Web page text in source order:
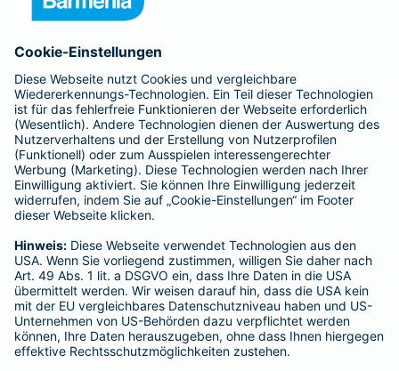
Barmenia ist Teil der BarmeniaGothaer
BELIEBTE SEITEN
Kranken-Zusatzversicherung
Tierversicherungen
Haftpflichtversicherung
Hausratversicherung
Adresse ändern
Schaden melden
Kilometerstandsmeldung
Serviceübersicht